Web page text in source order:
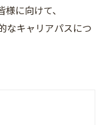
に向けて、
なキャリアパスにつ